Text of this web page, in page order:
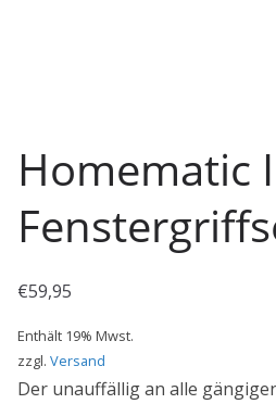
Homematic
€59,95
Enthält 19% Mwst.
zzgl. Versand
Der unauffällig an alle